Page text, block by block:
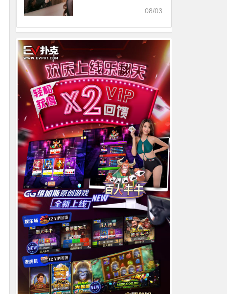
脏了！ …【365娱乐资讯08/03